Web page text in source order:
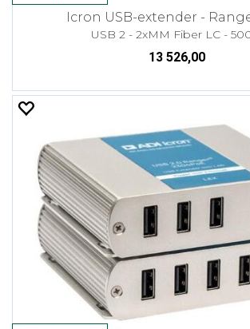
Icron USB-extender -
USB 2 - 2xMM Fiber LC -
13 526,00